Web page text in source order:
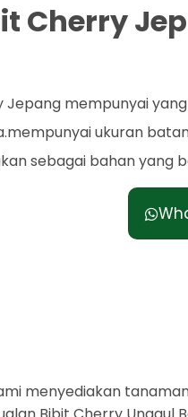
Cherry
Jepang mempunyai
ukuran
sebagai bahan yang
menyediakan